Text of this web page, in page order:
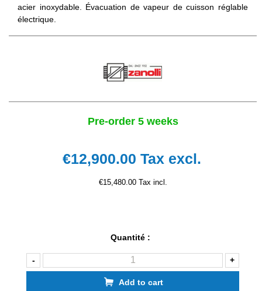
acier inoxydable. Évacuation de vapeur de cuisson réglable
électrique.
Pre-order 5 weeks
€12,900.00 Tax excl.
€15,480.00 Tax incl.
Quantité :
- +
Add to cart